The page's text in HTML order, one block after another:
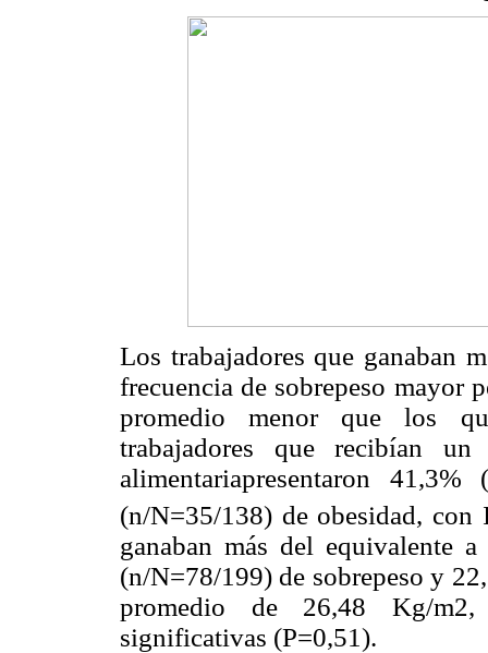
Los trabajadores que ganaban
frecuencia de sobrepeso mayor
promedio menor que los
trabajadores que recibían
alimentariapresentaron
(n/N=35/138) de obesidad,
ganaban más del equivalente
(n/N=78/199) de sobrepeso y
promedio de 26,48 Kg/m2,
significativas (P=0,51).